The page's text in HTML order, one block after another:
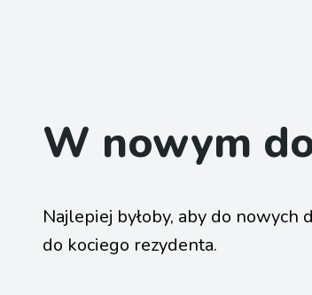
W nowym
Najlepiej byłoby, aby do nowych
do kociego rezydenta.